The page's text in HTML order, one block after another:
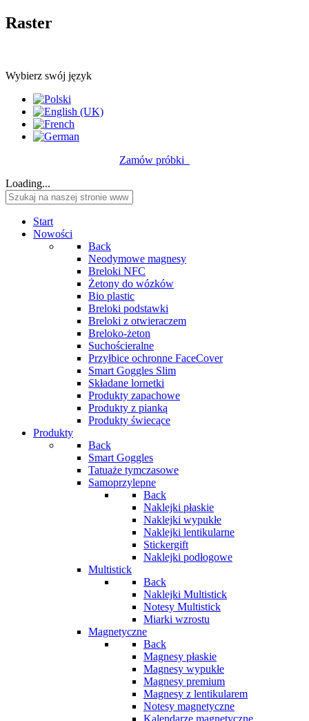
Raster
Wybierz swój język
Zamów próbki
Loading...
Start
Nowości
Back
Neodymowe magnesy
Breloki NFC
Żetony do wózków
Bio plastic
Breloki podstawki
Breloki z otwieraczem
Breloko-żeton
Suchościeralne
Przyłbice ochronne FaceCover
Smart Goggles Slim
Składane lornetki
Produkty zapachowe
Produkty z pianką
Produkty świecące
Produkty
Back
Smart Goggles
Tatuaże tymczasowe
Samoprzylepne
Back
Naklejki płaskie
Naklejki wypukłe
Naklejki lentikularne
Stickergift
Naklejki podłogowe
Multistick
Back
Naklejki Multistick
Notesy Multistick
Miarki wzrostu
Magnetyczne
Back
Magnesy płaskie
Magnesy wypukłe
Magnesy premium
Magnesy z lentikularem
Notesy magnetyczne
Kalendarze magnetyczne